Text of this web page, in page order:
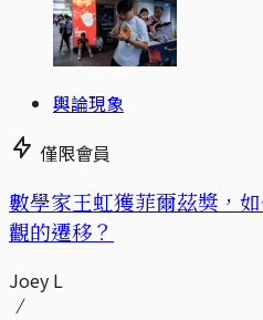
輿論現象
僅限會員
數學家王虹獲菲爾茲獎，
觀的遷移？
Joey L